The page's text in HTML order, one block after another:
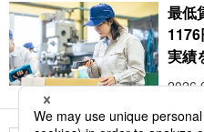
最低
実績